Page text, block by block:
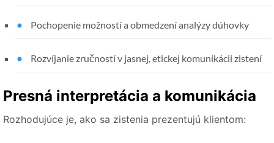
Pochopenie možností a obmedzení analýzy dúhovky
Rozvíjanie zručností v jasnej, etickej komunikácii zistení
Presná interpretácia a komunikácia
Rozhodujúce je, ako sa zistenia prezentujú klientom: